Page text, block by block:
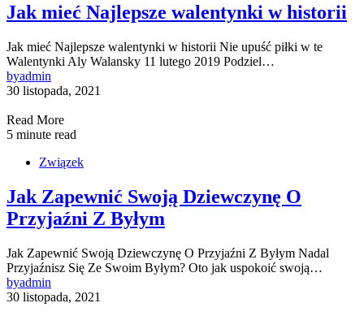
Jak mieć Najlepsze walentynki w historii
Jak mieć Najlepsze walentynki w historii Nie upuść piłki w te
Walentynki Aly Walansky 11 lutego 2019 Podziel…
byadmin
30 listopada, 2021
Read More
5 minute read
Związek
Jak Zapewnić Swoją Dziewczynę O
Przyjaźni Z Byłym
Jak Zapewnić Swoją Dziewczynę O Przyjaźni Z Byłym Nadal
Przyjaźnisz Się Ze Swoim Byłym? Oto jak uspokoić swoją…
byadmin
30 listopada, 2021